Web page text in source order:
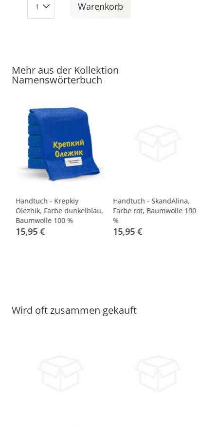
Warenkorb
Mehr aus der Kollektion
Namenswörterbuch
Handtuch - Krepkiy
Olezhik, Farbe dunkelblau,
Baumwolle 100 %
15,95 €
Handtuch - SkandAlina,
Farbe rot, Baumwolle 100
%
15,95 €
Wird oft zusammen gekauft